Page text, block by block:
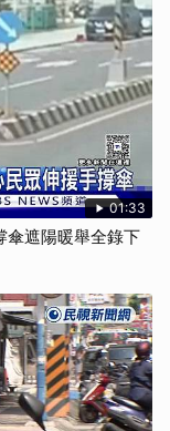
01:33
遮陽暖舉全錄下